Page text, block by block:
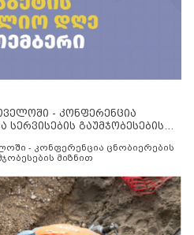
- კონფერენცია
გაუმჯობესების
- კონფერენცია ცნობიერების
მიზნით